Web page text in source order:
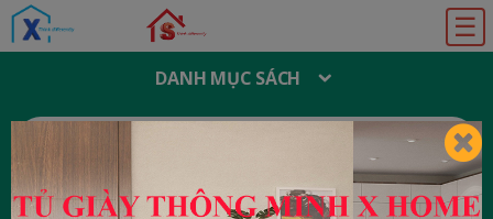
☰
DANH MỤC SÁCH
T
M
I